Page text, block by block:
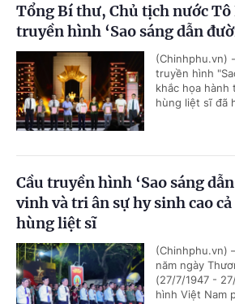
Tổng Bí thư, Chủ tịch nước Tô
truyền hình ‘Sao sáng dẫn
(Chinhphu.vn)
truyền hình
khắc họa hành
hùng liệt sĩ đã
Cầu truyền hình ‘Sao sáng
vinh và tri ân sự hy sinh cao cả
hùng liệt sĩ
(Chinhphu.vn)
năm ngày
(27/7/1947 -
hình Việt Nam